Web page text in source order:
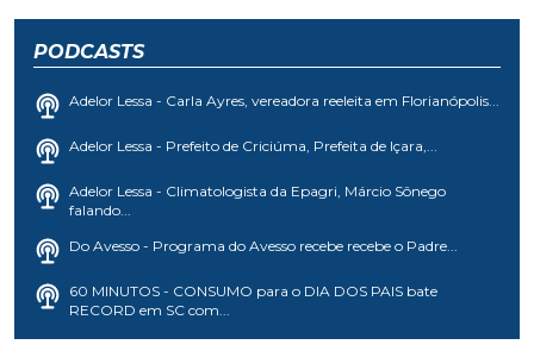
PODCASTS
Adelor Lessa - Carla Ayres, vereadora reeleita em Florianópolis...
Adelor Lessa - Prefeito de Criciúma, Prefeita de Içara,...
Adelor Lessa - Climatologista da Epagri, Márcio Sônego
falando...
Do Avesso - Programa do Avesso recebe recebe o Padre...
60 MINUTOS - CONSUMO para o DIA DOS PAIS bate
RECORD em SC com...